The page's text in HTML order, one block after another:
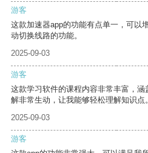
游客
这款加速器app的功能有点单一，可以
动切换线路的功能。
2025-09-03
游客
这款学习软件的课程内容非常丰富，
解非常生动，让我能够轻松理解知识点。
2025-09-03
游客